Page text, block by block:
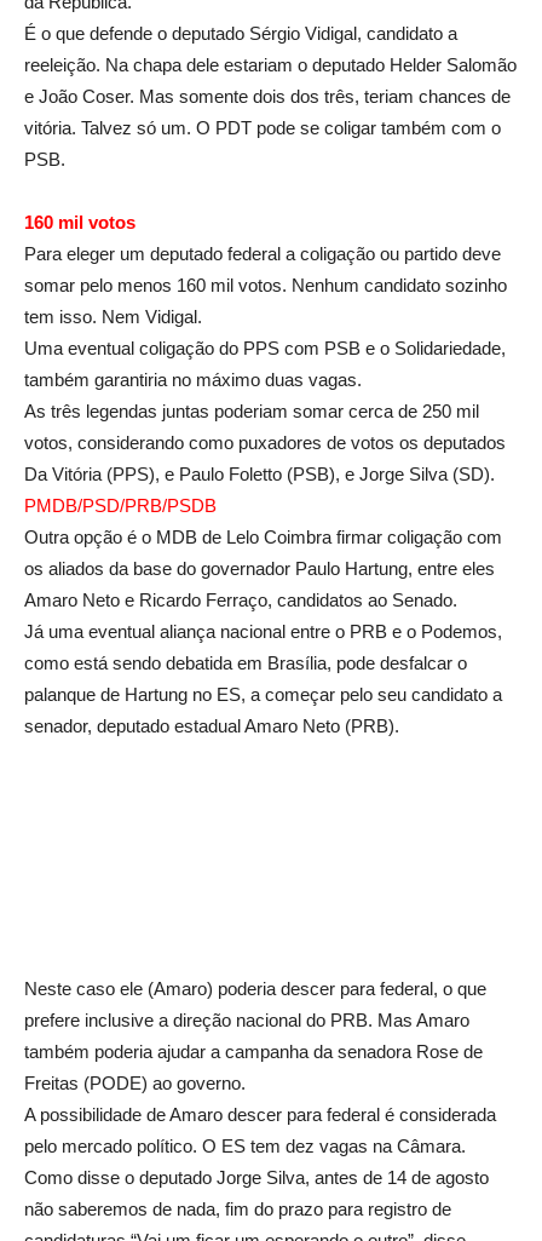
É o que defende o deputado Sérgio Vidigal, candidato a
reeleição. Na chapa dele estariam o deputado Helder Salomão
e João Coser. Mas somente dois dos três, teriam chances de
vitória. Talvez só um. O PDT pode se coligar também com o
PSB.
160 mil votos
Para eleger um deputado federal a coligação ou partido deve
somar pelo menos 160 mil votos. Nenhum candidato sozinho
tem isso. Nem Vidigal.
Uma eventual coligação do PPS com PSB e o Solidariedade,
também garantiria no máximo duas vagas.
As três legendas juntas poderiam somar cerca de 250 mil
votos, considerando como puxadores de votos os deputados
Da Vitória (PPS), e Paulo Foletto (PSB), e Jorge Silva (SD).
PMDB/PSD/PRB/PSDB
Outra opção é o MDB de Lelo Coimbra firmar coligação com
os aliados da base do governador Paulo Hartung, entre eles
Amaro Neto e Ricardo Ferraço, candidatos ao Senado.
Já uma eventual aliança nacional entre o PRB e o Podemos,
como está sendo debatida em Brasília, pode desfalcar o
palanque de Hartung no ES, a começar pelo seu candidato a
senador, deputado estadual Amaro Neto (PRB).
Neste caso ele (Amaro) poderia descer para federal, o que
prefere inclusive a direção nacional do PRB. Mas Amaro
também poderia ajudar a campanha da senadora Rose de
Freitas (PODE) ao governo.
A possibilidade de Amaro descer para federal é considerada
pelo mercado político. O ES tem dez vagas na Câmara.
Como disse o deputado Jorge Silva, antes de 14 de agosto
não saberemos de nada, fim do prazo para registro de